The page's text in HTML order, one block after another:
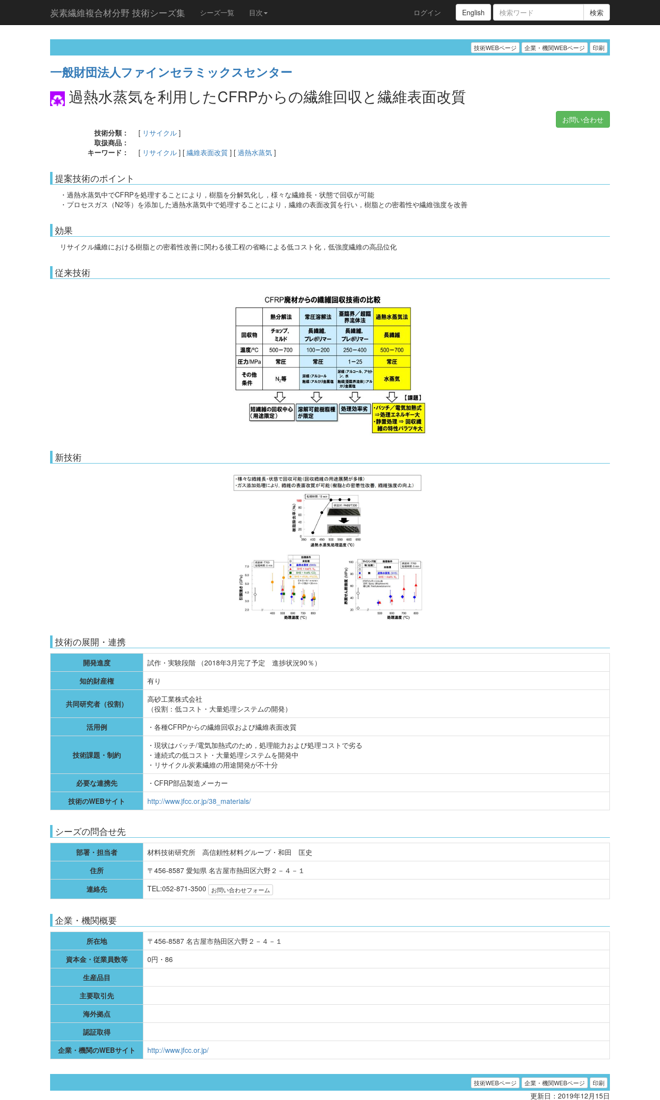
炭素繊維複合材分野 技術シーズ集 シーズ一覧 目次 English 検索
ログイン
技術WEBページ 企業・機関WEBページ 印刷
一般財団法人ファインセラミックスセンター
過熱水蒸気を利用したCFRPからの繊維回収と繊維表面改質
お問い合わせ
技術分類：
[ リサイクル ]
取扱商品：
キーワード：
[ リサイクル ] [ 繊維表面改質 ] [ 過熱水蒸気 ]
提案技術のポイント
・過熱水蒸気中でCFRPを処理することにより，樹脂を分解気化し，様々な繊維長・状態で回収が可能
・プロセスガス（N2等）を添加した過熱水蒸気中で処理することにより，繊維の表面改質を行い，樹脂との密着性や繊維強度を改善
効果
リサイクル繊維における樹脂との密着性改善に関わる後工程の省略による低コスト化，低強度繊維の高品位化
従来技術
新技術
技術の展開・連携
開発進度
試作・実験段階 （2018年3月完了予定 進捗状況90％）
知的財産権
有り
共同研究者（役割）
高砂工業株式会社
（役割：低コスト・大量処理システムの開発）
活用例
・各種CFRPからの繊維回収および繊維表面改質
技術課題・制約
・現状はバッチ/電気加熱式のため，処理能力および処理コストで劣る
・連続式の低コスト・大量処理システムを開発中
・リサイクル炭素繊維の用途開発が不十分
必要な連携先
・CFRP部品製造メーカー
技術のWEBサイト
http://www.jfcc.or.jp/38_materials/
シーズの問合せ先
部署・担当者
材料技術研究所 高信頼性材料グループ・和田 匡史
住所
〒456-8587 愛知県 名古屋市熱田区六野２－４－１
連絡先
TEL:052-871-3500 お問い合わせフォーム
企業・機関概要
所在地
〒456-8587 名古屋市熱田区六野２－４－１
資本金・従業員数等
0円・86
生産品目
主要取引先
海外拠点
認証取得
企業・機関のWEBサイト
http://www.jfcc.or.jp/
技術WEBページ 企業・機関WEBページ 印刷
更新日：2019年12月15日